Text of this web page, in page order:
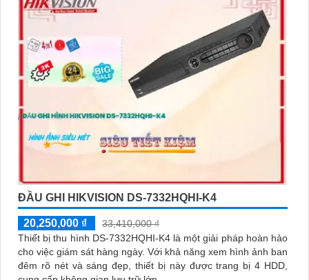
ĐẦU GHI HIKVISION DS-7332HQHI-K4
20,250,000 ₫
33,410,000 ₫
Thiết bị thu hình DS-7332HQHI-K4 là một giải pháp hoàn hảo
cho việc giám sát hàng ngày. Với khả năng xem hình ảnh ban
đêm rõ nét và sáng đẹp, thiết bị này được trang bị 4 HDD,